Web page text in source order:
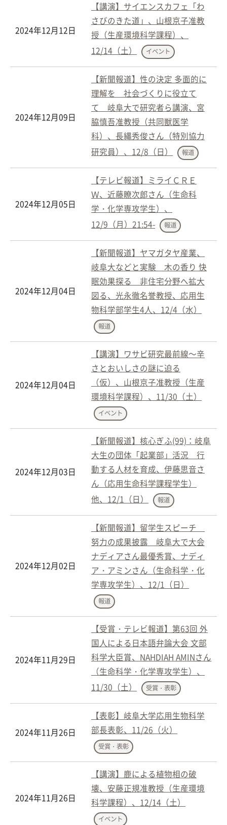
2024年12月12日
【講演】サイエンスカフェ「わ
さびのきた道」、山根京子准教
授（生産環境科学課程）、
12/14（土）
イベント
2024年12月09日
【新聞報道】性の決定 多面的に
理解を 社会づくりに役立て
て 岐阜大で研究者ら講演、宮
脇慎吾准教授（共同獣医学
科）、長縄秀俊さん（特別協力
研究員）、12/8（日）
報道
2024年12月05日
【テレビ報道】ミライＣＲＥ
Ｗ、近藤瞭次郎さん（生命科
学・化学専攻学生）、
12/9（月）21:54-
報道
2024年12月04日
【新聞報道】ヤマガタヤ産業、
岐阜大などと実験 木の香り 快
眠効果探る 非住宅分野へ拡大
図る、光永徹名誉教授、応用生
物科学部学生4人、12/4（水）
報道
2024年12月04日
【講演】ワサビ研究最前線～辛
さとおいしさの謎に迫る
（仮）、山根京子准教授（生産
環境科学課程）、11/30（土）
イベント
2024年12月03日
【新聞報道】核心ぎふ(99)：岐阜
大生の団体「起業部」活況 行
動する人材を育成、伊藤思音さ
ん（応用生命科学課程学生）
他、12/1（日）
報道
2024年12月02日
【新聞報道】留学生スピーチ
努力の成果披露 岐阜大で大会
ナディアさん最優秀賞、ナディ
ア・アミンさん（生命科学・化
学専攻学生）、12/1（日）
報道
2024年11月29日
【受賞・テレビ報道】第63回 外
国人による日本語弁論大会 文部
科学大臣賞、NAHDIAH AMINさん
（生命科学・化学専攻学生）、
11/30（土）
受賞・表彰
2024年11月26日
【表彰】岐阜大学応用生物科学
部長表彰、11/26（火）
受賞・表彰
2024年11月26日
【講演】鹿による植物相の破
壊、安藤正規准教授（生産環境
科学課程）、12/14（土）
イベント